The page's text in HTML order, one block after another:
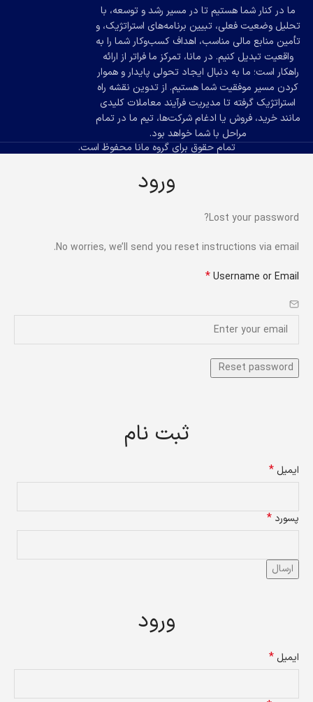
ما در کنار شما هستیم تا در مسیر رشد و توسعه، با
تحلیل وضعیت فعلی، تبیین برنامه‌های استراتژیک، و
تأمین منابع مالی مناسب، اهداف کسب‌وکار شما را به
واقعیت تبدیل کنیم. در مانا، تمرکز ما فراتر از ارائه
راهکار است؛ ما به دنبال ایجاد تحولی پایدار و هموار
کردن مسیر موفقیت شما هستیم. از تدوین نقشه راه
استراتژیک گرفته تا مدیریت فرآیند معاملات کلیدی
مانند خرید، فروش یا ادغام شرکت‌ها، تیم ما در تمام
مراحل با شما خواهد بود.
تمام حقوق برای گروه مانا محفوظ است.
ورود
Lost your password?
No worries, we’ll send you reset instructions via email.
Username or Email
*
ثبت نام
ایمیل *
پسورد *
ارسال
ورود
ایمیل *